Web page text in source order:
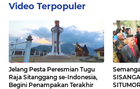
Video Terpopuler
Jelang Pesta Peresmian Tugu
Raja Sitanggang se-Indonesia,
Begini Penampakan Terakhir